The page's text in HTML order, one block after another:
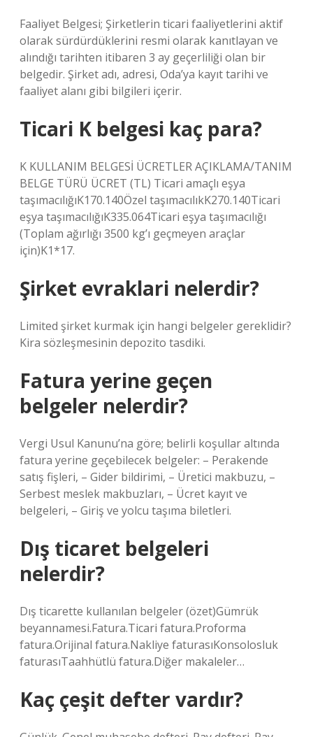
Faaliyet Belgesi; Şirketlerin ticari faaliyetlerini aktif
olarak sürdürdüklerini resmi olarak kanıtlayan ve
alındığı tarihten itibaren 3 ay geçerliliği olan bir
belgedir. Şirket adı, adresi, Oda’ya kayıt tarihi ve
faaliyet alanı gibi bilgileri içerir.
Ticari K belgesi kaç para?
K KULLANIM BELGESİ ÜCRETLER AÇIKLAMA/TANIM
BELGE TÜRÜ ÜCRET (TL) Ticari amaçlı eşya
taşımacılığıK170.140Özel taşımacılıkK270.140Ticari
eşya taşımacılığıK335.064Ticari eşya taşımacılığı
(Toplam ağırlığı 3500 kg’ı geçmeyen araçlar
için)K1*17.
Şirket evraklari nelerdir?
Limited şirket kurmak için hangi belgeler gereklidir?
Kira sözleşmesinin depozito tasdiki.
Fatura yerine geçen
belgeler nelerdir?
Vergi Usul Kanunu’na göre; belirli koşullar altında
fatura yerine geçebilecek belgeler: – Perakende
satış fişleri, – Gider bildirimi, – Üretici makbuzu, –
Serbest meslek makbuzları, – Ücret kayıt ve
belgeleri, – Giriş ve yolcu taşıma biletleri.
Dış ticaret belgeleri
nelerdir?
Dış ticarette kullanılan belgeler (özet)Gümrük
beyannamesi.Fatura.Ticari fatura.Proforma
fatura.Orijinal fatura.Nakliye faturasıKonsolosluk
faturasıTaahhütlü fatura.Diğer makaleler…
Kaç çeşit defter vardır?